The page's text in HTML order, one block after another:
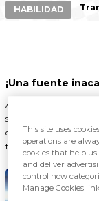
HABILIDAD
¡Una fuente
Absorbe electrones
su cuerpo está
de tipo Eléctrico son
tipo.
This site uses
operations are
cookies that help
and deliver
control how
Manage Cookies